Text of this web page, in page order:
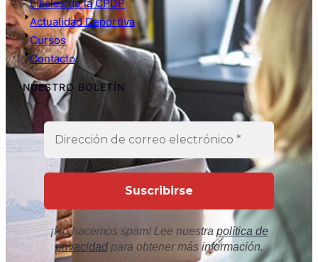
Filiales de la CPDP
Actualidad Deportiva
Cursos
Contacto
NUESTRO BOLETÍN
¡No hacemos spam! Lee nuestra política de
privacidadpara obtener más información.